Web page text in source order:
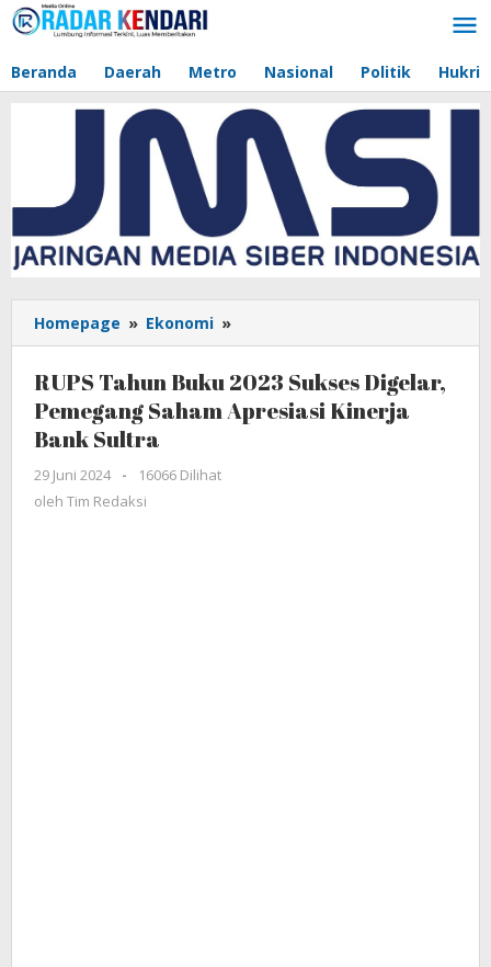
Lewati
ke
Beranda Daerah Metro Nasional Politik
Homepage » Ekonomi »
Tahun
2023
Sukses
RUPS Tahun Buku 2023 Sukses Digelar,
Pemegang Saham Apresiasi Kinerja
Bank Sultra
29 Juni 2024
oleh
Tim
-
16066 Dilihat
oleh Tim Redaksi